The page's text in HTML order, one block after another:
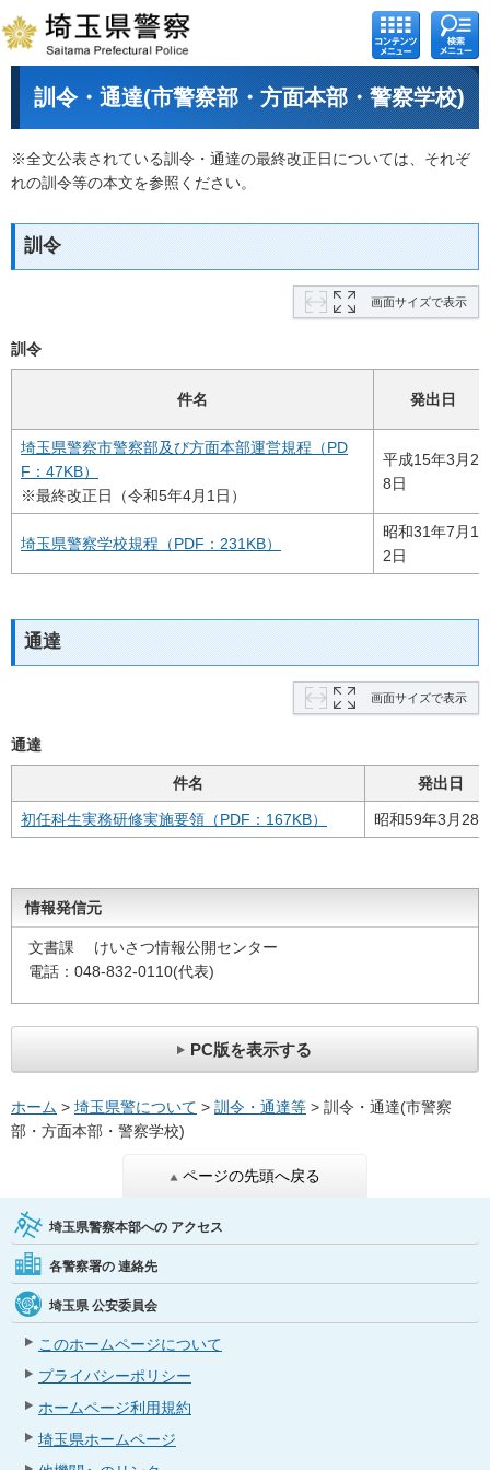
コンテ
ンツメ
ニュー
検索メ
ニュー
訓令・通達(市警察部・方面本部・警察学校)
※全文公表されている訓令・通達の最終改正日については、それぞ
れの訓令等の本文を参照ください。
訓令
画面サイズで表示
訓令
件名 発出日
埼玉県警察市警察部及び方面本部運営規程（PD
F：47KB）
※最終改正日（令和5年4月1日）
平成15年3月2
8日
埼玉県警察学校規程（PDF：231KB）
昭和31年7月1
2日
通達
画面サイズで表示
通達
件名 発出日
初任科生実務研修実施要領（PDF：167KB） 昭和59年3月28
情報発信元
文書課 けいさつ情報公開センター
電話：048-832-0110(代表)
PC版を表示する
ホーム > 埼玉県警について > 訓令・通達等 > 訓令・通達(市警察
部・方面本部・警察学校)
ページの先頭へ戻る
埼玉県警察本部への アクセス
各警察署の 連絡先
埼玉県 公安委員会
このホームページについて
プライバシーポリシー
ホームページ利用規約
埼玉県ホームページ